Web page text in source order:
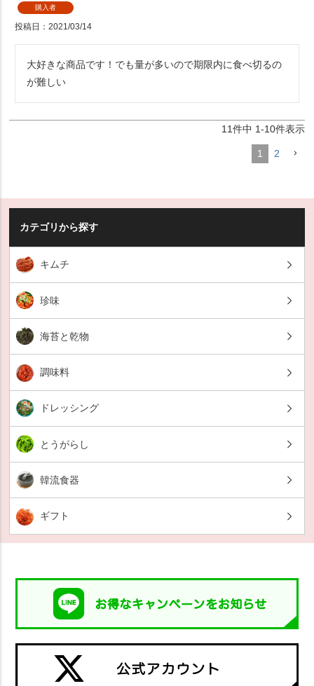
購入者
投稿日 2021/03/14
大好きな商品です！でも量が多いので期限内に食べ切るの
が難しい
11件中 1-10件表示
1 2
カテゴリから探す
キムチ
珍味
海苔と乾物
調味料
ドレッシング
とうがらし
韓流食器
ギフト